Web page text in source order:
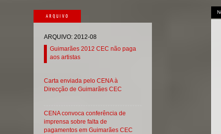
ARQUIVO
ARQUIVO: 2012-08
Guimarães 2012 CEC não paga
aos artistas
Carta enviada pelo CENA à
Direcção de Guimarães CEC
CENA convoca conferência de
imprensa sobre falta de
pagamentos em Guimarães CEC